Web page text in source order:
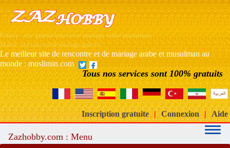
France : site gratuit rencontre mariage arabe musulman
Maroc site rencontre mariage gratuit
Le meilleur site de rencontre et de mariage arabe et musulman au
monde : moslimin.com
Tous nos services sont 100% gratuits
Inscription gratuite | Connexion | Aide
Zazhobby.com : Menu